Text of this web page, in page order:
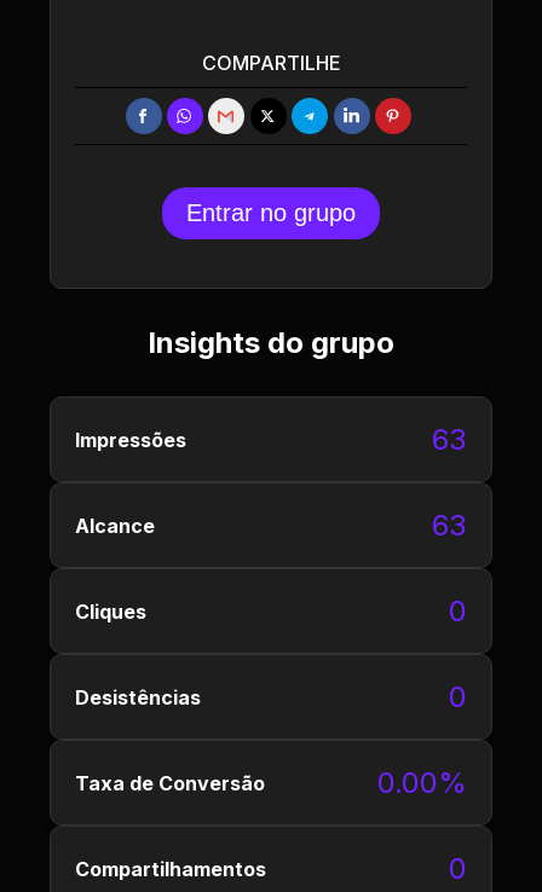
COMPARTILHE
Entrar no grupo
Insights do grupo
Impressões 63
Alcance 63
Cliques 0
Desistências 0
Taxa de Conversão 0.00%
Compartilhamentos 0